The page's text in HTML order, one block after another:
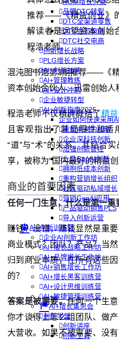
品牌DTC转型
DTC全渠道零售
DTC会员电商
DTC社交电商
创新增长战略
PLG增长方案
AI+创新加速
AI+管理教练
AI+设计冲刺
企业敏捷转型
AI+创新指南2025
企业如何快速采用
重塑未来的战略
企业深科技创新
加强创新管控
上马GenAI创新
拥抱低成本创新
重构营销增长组织
社区驱动私域增长
营销GenAI应用
产品驱动销售PLS
导入创新运营
AI+创新训练营
企业AI创新工作坊
AI+增长战略工作坊
AI+品牌增长工作坊
AI+销售增长工作坊
AI+增长黑客训练营
AI+设计思维训练营
AI+敏捷管理训练营
AI+增长集思会
创新学堂
创新讲座
创新工具
推荐——《精益创业》
解读者是远望资本创始
程浩老师。
混沌图书馆第3期推荐——《
资本创始合伙人、迅雷创始人
程浩老师不仅精辟概括了精
且客观指出了其局限性和适
“道”与“术”的关系。其结合
享，被称为“国内最好的精益创
商业的首要因素
任何一门生意，什么是第一重
赚钱？没错，赚钱显然是重
商业模式？团队？产品？当
归到商业本质，在所有这些
的？
答案是被需要。任何一个生
你才谈得上怎么组团队、做
大营收。如果不被需要、没